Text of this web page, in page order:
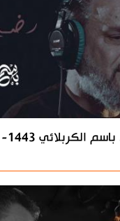
1443-2021